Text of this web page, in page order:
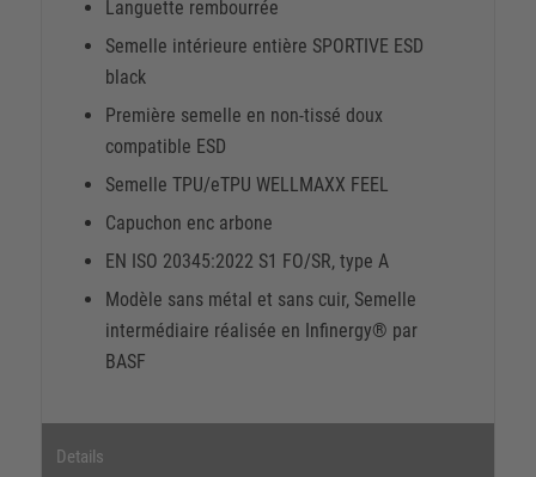
Languette rembourrée
Semelle intérieure entière SPORTIVE ESD
black
Première semelle en non-tissé doux
compatible ESD
Semelle TPU/eTPU WELLMAXX FEEL
Capuchon enc arbone
EN ISO 20345:2022 S1 FO/SR, type A
Modèle sans métal et sans cuir, Semelle
intermédiaire réalisée en Infinergy® par
BASF
Details